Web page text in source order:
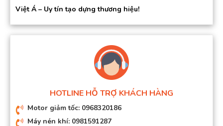
Việt Á – Uy tín tạo dựng thương hiệu!
HOTLINE HỖ TRỢ KHÁCH HÀNG
Motor giảm tốc: 0968320186
Máy nén khí: 0981591287